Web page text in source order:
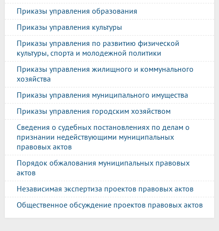
Приказы управления образования
Приказы управления культуры
Приказы управления по развитию физической
культуры, спорта и молодежной политики
Приказы управления жилищного и коммунального
хозяйства
Приказы управления муниципального имущества
Приказы управления городским хозяйством
Сведения о судебных постановлениях по делам о
признании недействующими муниципальных
правовых актов
Порядок обжалования муниципальных правовых
актов
Независимая экспертиза проектов правовых актов
Общественное обсуждение проектов правовых актов